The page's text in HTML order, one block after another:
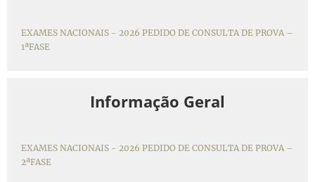
EXAMES NACIONAIS - 2026 PEDIDO DE CONSULTA DE PROVA –
1ªFASE
Informação Geral
EXAMES NACIONAIS - 2026 PEDIDO DE CONSULTA DE PROVA –
2ªFASE